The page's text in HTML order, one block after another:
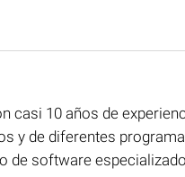
casi 10 años de
y de diferentes
software